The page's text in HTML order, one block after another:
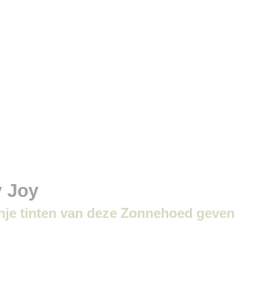
Joy
tinten van deze Zonnehoed geven